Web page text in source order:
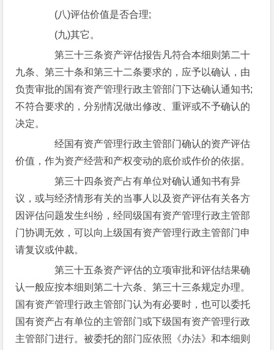
(八)评估价值是否合理;
(九)其它。
第三十三条资产评估报告凡符合本细则第二十
九条、第三十条和第三十二条要求的，应予以确认，由
负责审批的国有资产管理行政主管部门下达确认通知书;
不符合要求的，分别情况做出修改、重评或不予确认的
决定。
经国有资产管理行政主管部门确认的资产评估
价值，作为资产经营和产权变动的底价或作价的依据。
第三十四条资产占有单位对确认通知书有异
议，或与经济情形有关的当事人以及资产评估有关各方
因评估问题发生纠纷，经同级国有资产管理行政主管部
门协调无效，可以向上级国有资产管理行政主管部门申
请复议或仲裁。
第三十五条资产评估的立项审批和评估结果确
认一般应按本细则第二十六条、第三十三条规定办理。
国有资产管理行政主管部门认为有必要时，也可以委托
国有资产占有单位的主管部门或下级国有资产管理行政
主管部门进行。被委托的部门应依照《办法》和本细则